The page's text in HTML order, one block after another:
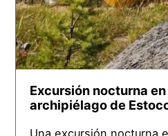
Excursión nocturna
archipiélago de
Una excursión nocturna